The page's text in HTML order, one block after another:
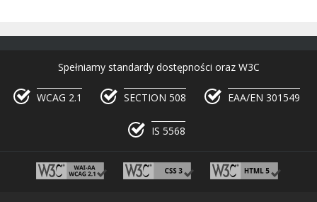
Spełniamy standardy dostępności oraz W3C
WCAG 2.1 SECTION 508 EAA/EN 301549
IS 5568